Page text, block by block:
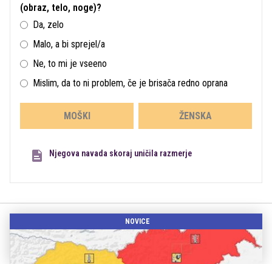
(obraz, telo, noge)?
Da, zelo
Malo, a bi sprejel/a
Ne, to mi je vseeno
Mislim, da to ni problem, če je brisača redno oprana
MOŠKI ŽENSKA
Njegova navada skoraj uničila razmerje
NOVICE